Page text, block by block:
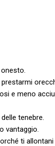
e meno
tenebre.
vantaggio.
ti allontani